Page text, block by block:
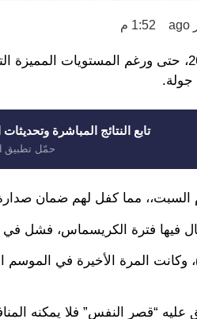
1:52 م
لا يبشر التاريخ آرسنال بالتتويج بالدوري الإنجليزي الممتاز
تابع النتائج المباشرة وتحديثات
حمّل تطبيق Fanzword
مما كفل لهم ضمان
ذلك في مواسم (2002-2003)، (2007-2008)، (2022-2023)،
“قصر النفس” فلا يمكنه